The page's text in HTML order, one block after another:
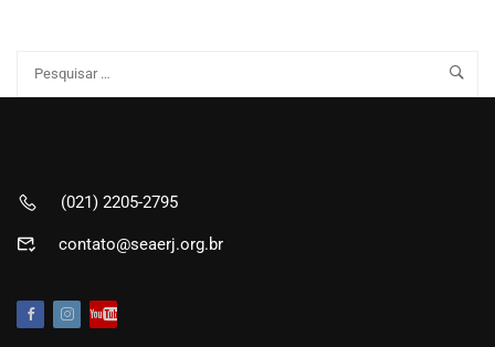
(021) 2205-2795
contato@seaerj.org.br